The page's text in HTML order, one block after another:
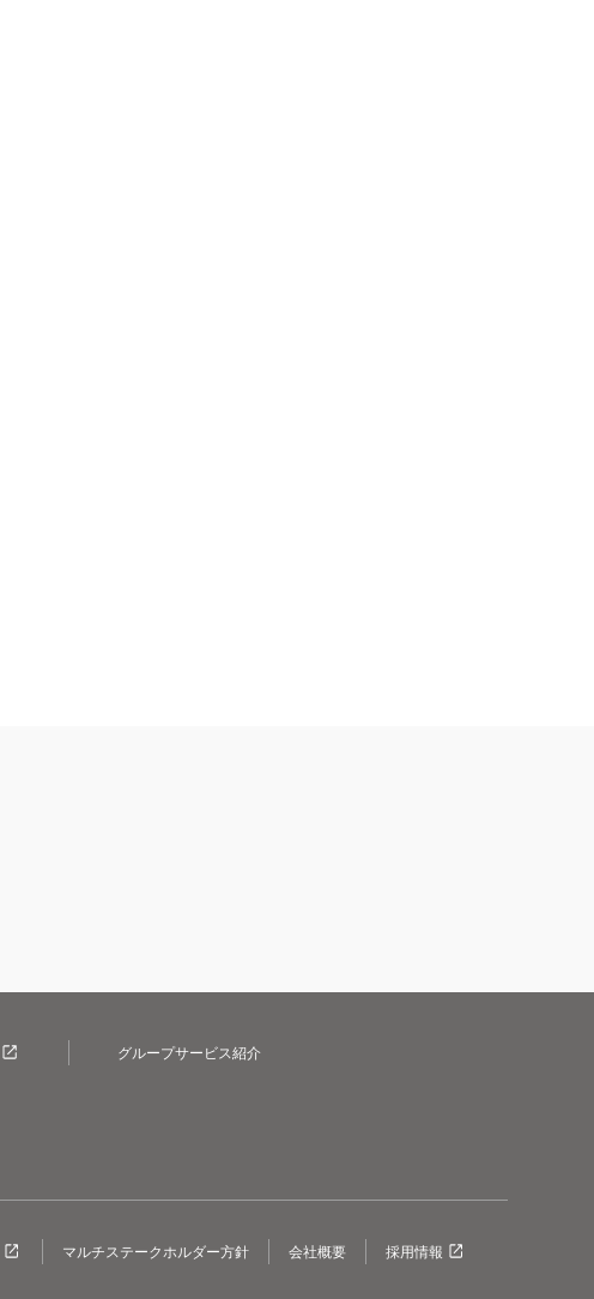
グループサービス紹介
マルチステークホルダー方針 会社概要 採用情報